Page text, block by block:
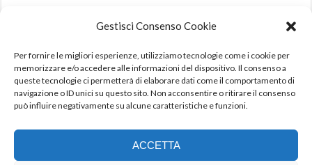
Gestisci Consenso Cookie
Per fornire le migliori esperienze, utilizziamo tecnologie come i cookie per
memorizzare e/o accedere alle informazioni del dispositivo. Il consenso a
queste tecnologie ci permetterà di elaborare dati come il comportamento di
navigazione o ID unici su questo sito. Non acconsentire o ritirare il consenso
può influire negativamente su alcune caratteristiche e funzioni.
ACCETTA
LL/ “Fintotontopazzo” di Maurizio Nocera
Leggi tutto